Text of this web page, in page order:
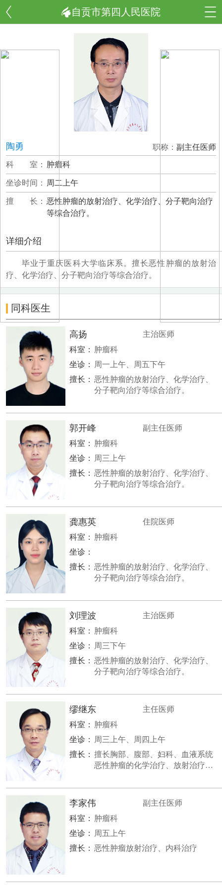
自贡市第四人民医院
陶勇 职称： 副主任医师
科 室： 肿瘤科
坐诊时间： 周二上午
擅 长： 恶性肿瘤的放射治疗、化学治疗、分子靶向治疗
等综合治疗。
详细介绍
毕业于重庆医科大学临床系。擅长恶性肿瘤的放射治
疗、化学治疗、分子靶向治疗等综合治疗。
同科医生
高扬
主治医师
科室：
肿瘤科
坐诊：
周一上午、周五下午
擅长： 恶性肿瘤的放射治疗、化学治疗、
分子靶向治疗等综合治疗。
郭开峰
副主任医师
科室：
肿瘤科
坐诊：
周三上午
擅长： 恶性肿瘤的放射治疗、化学治疗、
分子靶向治疗等综合治疗。
龚惠英
住院医师
科室：
肿瘤科
坐诊：
擅长： 恶性肿瘤的放射治疗、化学治疗、
分子靶向治疗等综合治疗。
刘理波
主治医师
科室：
肿瘤科
坐诊：
周三下午
擅长： 恶性肿瘤的放射治疗、化学治疗、
分子靶向治疗等综合治疗。
缪继东
主任医师
科室：
肿瘤科
坐诊：
周三上午、周四上午
擅长： 擅长胸部、腹部、妇科、血液系统
恶性肿瘤的化学治疗、放射治疗、
李家伟
副主任医师
科室：
肿瘤科
坐诊：
周五上午
擅长： 恶性肿瘤放射治疗、内科治疗